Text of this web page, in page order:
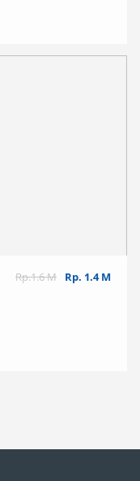
Rp.1.6 M Rp. 1.4 M